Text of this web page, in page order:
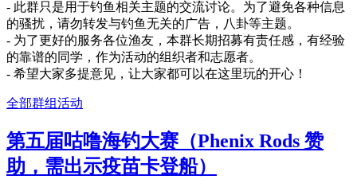
- 此群只是用于钓鱼相关主题的交流讨论。为了避免各种信息
的骚扰，请勿转发与钓鱼无关的广告，八卦等主题。
- 为了更好的服务各位渔友，本群长期招募有责任感，有经验
的靠谱的同学，作为活动的组织者和志愿者。
- 希望大家多提意见，让大家都可以在这里玩的开心！
全部群组活动
第五届咕噜海钓大赛（Phenix Rods 赞
助，需出示疫苗卡登船）